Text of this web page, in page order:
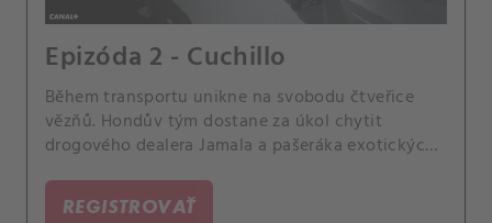
Epizóda 2 - Cuchillo
Během transportu unikne na svobodu čtveřice
vězňů. Hondův tým dostane za úkol chytit
drogového dealera Jamala a pašeráka exotických
REGISTROVAŤ